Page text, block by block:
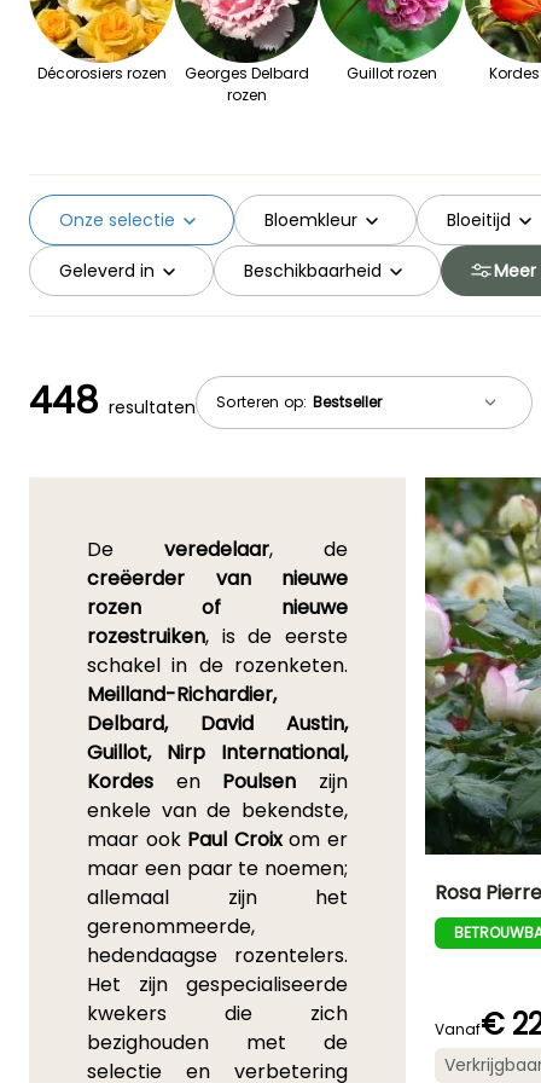
Décorosiers rozen
Georges Delbard
rozen
Guillot rozen
Bloemkleur Bloeitijd
Geleverd in
Onze selectie
Beschikbaarheid
Sorteren op:
448 resultaten
De veredelaar, de
creëerder van nieuwe
rozen of nieuwe
rozestruiken, is de eerste
schakel in de rozenketen.
Meilland-Richardier,
Delbard, David Austin,
Guillot, Nirp International,
Kordes en Poulsen zijn
enkele van de bekendste,
maar ook Paul Croixom er
maar een paar te noemen;
allemaal zijn het
gerenommeerde,
hedendaagse rozentelers.
Het zijn gespecialiseerde
kwekers die zich
bezighouden met de
selectie en verbetering
Uiteindelijke
planthoogte
Rosa
Vanaf€